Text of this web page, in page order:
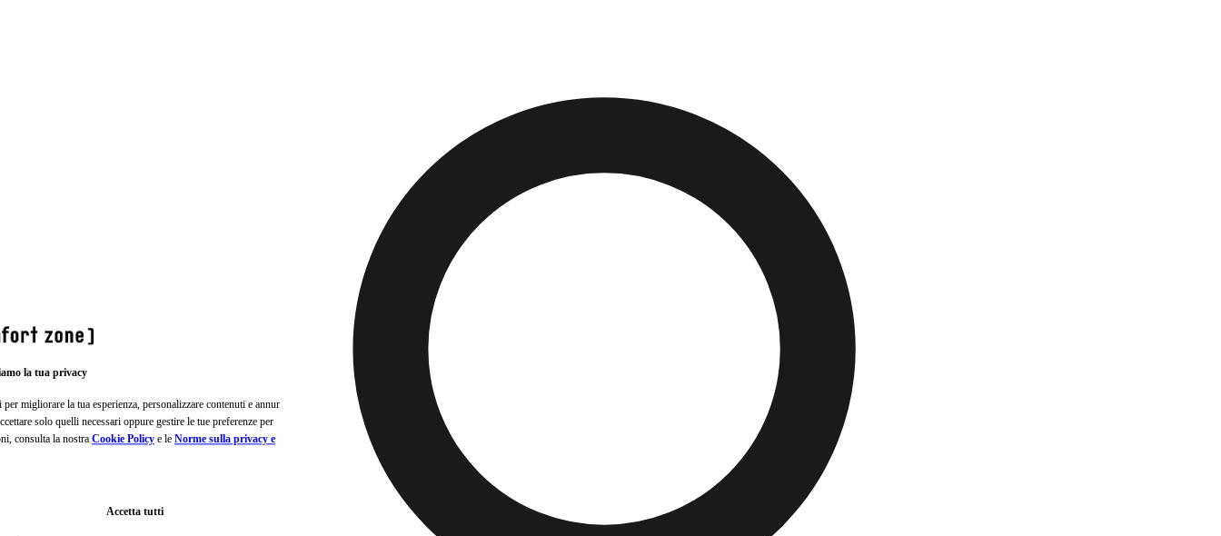
la tua privacy
migliorare la tua esperienza, personalizzare contenuti e annunci e
solo quelli necessari oppure gestire le tue preferenze per
consulta la nostra Cookie Policy e le Norme sulla privacy e
Accetta tutti